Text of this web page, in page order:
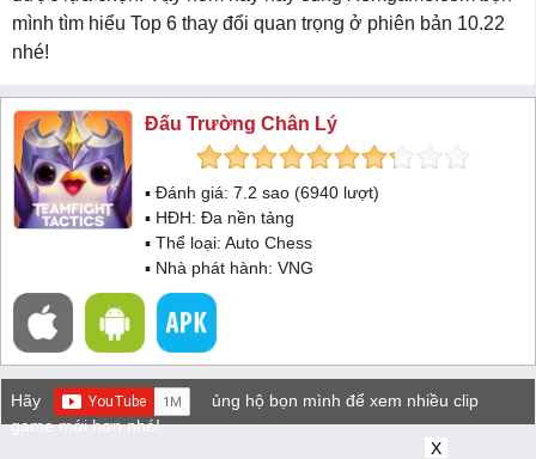
mình tìm hiểu Top 6 thay đổi quan trọng ở phiên bản 10.22
nhé!
Đấu Trường Chân Lý
▪ Đánh giá: 7.2 sao (6940 lượt)
▪ HĐH: Đa nền tảng
▪ Thể loại: Auto Chess
▪ Nhà phát hành: VNG
Hãy
ủng hộ bọn mình để xem nhiều clip
game mới hơn nhé!
X